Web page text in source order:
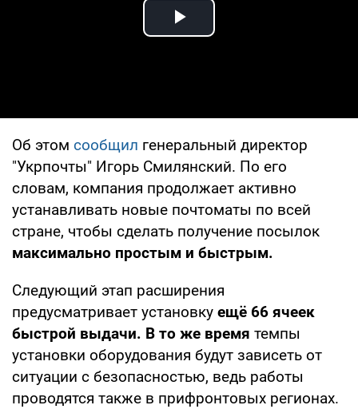
Play Video
Об этом сообщил генеральный директор
"Укрпочты" Игорь Смилянский. По его
словам, компания продолжает активно
устанавливать новые почтоматы по всей
стране, чтобы сделать получение посылок
максимально простым и быстрым.
Следующий этап расширения
предусматривает установку ещё 66 ячеек
быстрой выдачи. В то же время темпы
установки оборудования будут зависеть от
ситуации с безопасностью, ведь работы
проводятся также в прифронтовых регионах.